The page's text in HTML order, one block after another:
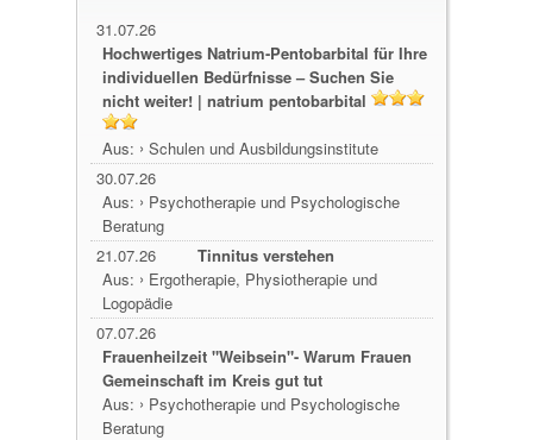
31.07.26
Hochwertiges Natrium-Pentobarbital für Ihre
individuellen Bedürfnisse – Suchen Sie
nicht weiter! | natrium pentobarbital
Aus: › Schulen und Ausbildungsinstitute
30.07.26
Aus: › Psychotherapie und Psychologische
Beratung
21.07.26
Tinnitus verstehen
Aus: › Ergotherapie, Physiotherapie und
Logopädie
07.07.26
Frauenheilzeit "Weibsein"- Warum Frauen
Gemeinschaft im Kreis gut tut
Aus: › Psychotherapie und Psychologische
Beratung